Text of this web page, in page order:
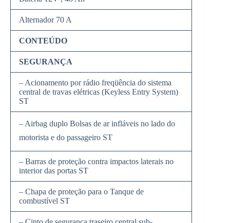
Alternador 70 A
CONTEÚDO
SEGURANÇA
– Acionamento por rádio freqüência do sistema
central de travas elétricas (Keyless Entry System)
ST
– Airbag duplo Bolsas de ar infláveis no lado do
motorista e do passageiro ST
– Barras de proteção contra impactos laterais no
interior das portas ST
– Chapa de proteção para o Tanque de
combustível ST